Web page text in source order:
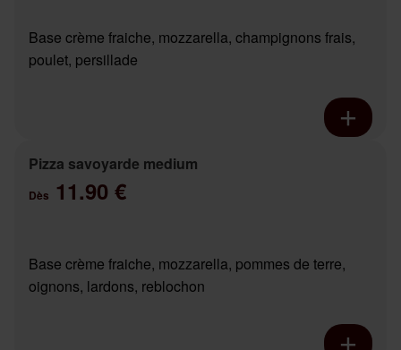
Base crème fraiche, mozzarella, champignons frais,
poulet, persillade
Pizza savoyarde medium
Dès 11.90 €
Base crème fraiche, mozzarella, pommes de terre,
oignons, lardons, reblochon